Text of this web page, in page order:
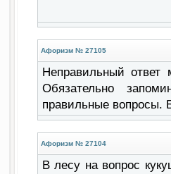
Афоризм № 27105
Неправильный ответ
Обязательно
правильные вопросы.
Афоризм № 27104
В лесу на вопрос